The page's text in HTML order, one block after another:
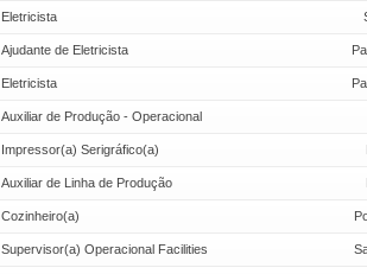
Eletricista
Ajudante de Eletricista
Eletricista
Auxiliar de Produção - Operacional
Impressor(a) Serigráfico(a)
Auxiliar de Linha de Produção
Cozinheiro(a)
Supervisor(a) Operacional Facilities